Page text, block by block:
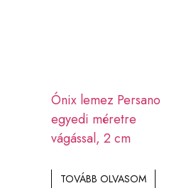
Ónix lemez Persano
egyedi méretre
vágással, 2 cm
TOVÁBB OLVASOM